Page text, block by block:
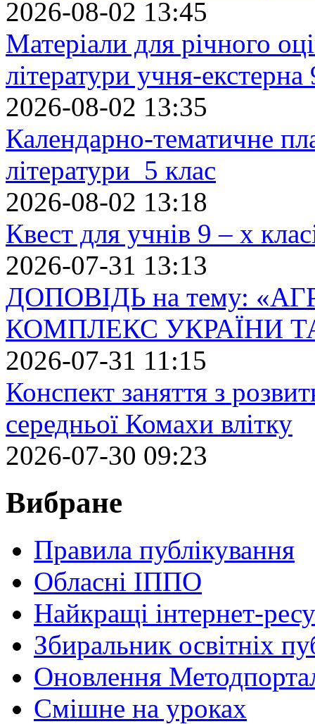
2026-08-02 13:45
Матеріали для річного
літератури учня-екстерна
2026-08-02 13:35
Календарно-тематичне
літератури 5 клас
2026-08-02 13:18
Квест для учнів 9 – х
2026-07-31 13:13
ДОПОВІДЬ на тему:
КОМПЛЕКС УКРАЇНИ
2026-07-31 11:15
Конспект заняття з
середньої Комахи влітку
2026-07-30 09:23
Вибране
Правила публікування
Обласні ІППО
Найкращі інтернет-
Збиральник освітніх
Оновлення
Cмішне на уроках